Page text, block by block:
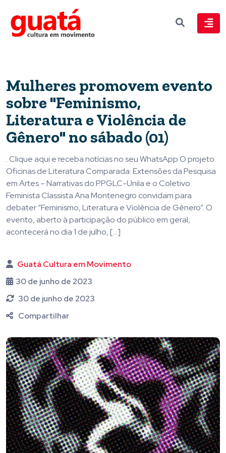
Mulheres promovem evento
sobre "Feminismo,
Literatura e Violência de
Gênero" no sábado (01)
. Clique aqui e receba notícias no seu WhatsApp O projeto
Oficinas de Literatura Comparada: Extensões da Pesquisa
em Artes – Narrativas do PPGLC-Unila e o Coletivo
Feminista Classista Ana Montenegro convidam para
debater “Feminismo, Literatura e Violência de Gênero”. O
evento, aberto à participação do público em geral,
acontecerá no dia 1 de julho, […]
Guatá Cultura em Movimento
30 de junho de 2023
30 de junho de 2023
Compartilhar